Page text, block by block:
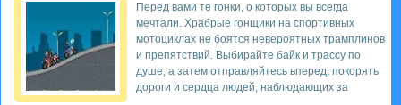
Перед вами те гонки, о которых вы всегда
мечтали. Храбрые гонщики на спортивных
мотоциклах не боятся невероятных трамплинов
и препятствий. Выбирайте байк и трассу по
душе, а затем отправляйтесь вперед, покорять
дороги и сердца людей, наблюдающих за